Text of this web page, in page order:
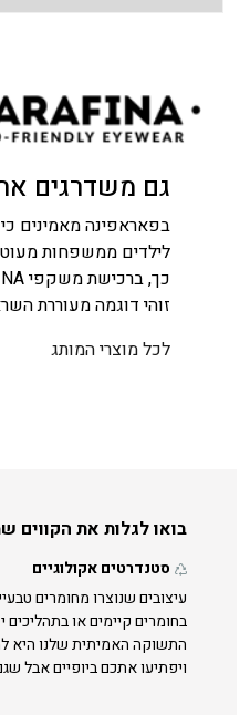
גם משדרגים
לילדים ממשפחות
כך, ברכישת משקפי PARAFINA, אתם לא רק זוכים במוצר אופנתי ואיכותי, אלא גם תורמים לקהילה ולחברה. המותג משלב בין ערך סביבתי לערך חברתי, ויוצר השפעה חיובית ומשמעותית.
זוהי דוגמה מעוררת
לכל מוצרי המותג
בואו לגלות את הקווים
סטנדרטים אקולוגיים
עיצובים שנוצרו מחומרים
בחומרים קיימים או בתהליכים
התשוקה האמיתית שלנו היא
ויפתיעו אתכם ביופיים אבל